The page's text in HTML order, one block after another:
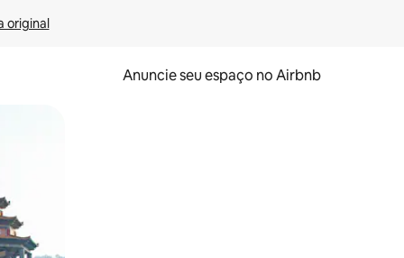
original
Anuncie seu espaço no Airbnb